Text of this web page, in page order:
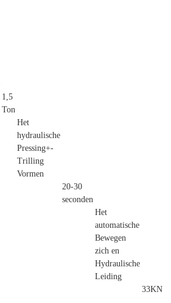
1,5
Ton
Het
hydraulische
Pressing+-
Trilling
Vormen
20-30
seconden
Het
automatische
Bewegen
zich en
Hydraulische
Leiding
33KN